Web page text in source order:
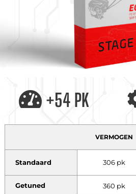
+54 PK
VERMOGEN
Standaard 306 pk
Getuned 360 pk